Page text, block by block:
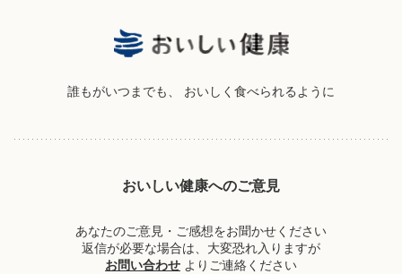
誰もがいつまでも、 おいしく食べられるように
おいしい健康へのご意見
あなたのご意見・ご感想をお聞かせください
返信が必要な場合は、大変恐れ入りますが
お問い合わせ よりご連絡ください